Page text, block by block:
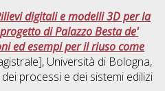
digitali e modelli 3D per la
di Palazzo Besta de'
ed esempi per il riuso come
Università di Bologna,
processi e dei sistemi edilizi